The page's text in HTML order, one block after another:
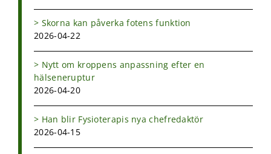
Skorna kan påverka fotens funktion
2026-04-22
Nytt om kroppens anpassning efter en
hälseneruptur
2026-04-20
Han blir Fysioterapis nya chefredaktör
2026-04-15